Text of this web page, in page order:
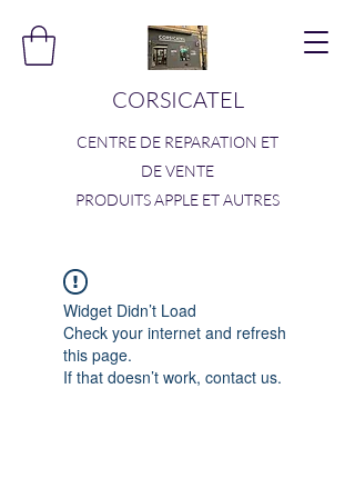
CORSICATEL
CENTRE DE REPARATION ET
DE VENTE
PRODUITS APPLE ET AUTRES
Widget Didn’t Load
Check your internet and refresh
this page.
If that doesn’t work, contact us.